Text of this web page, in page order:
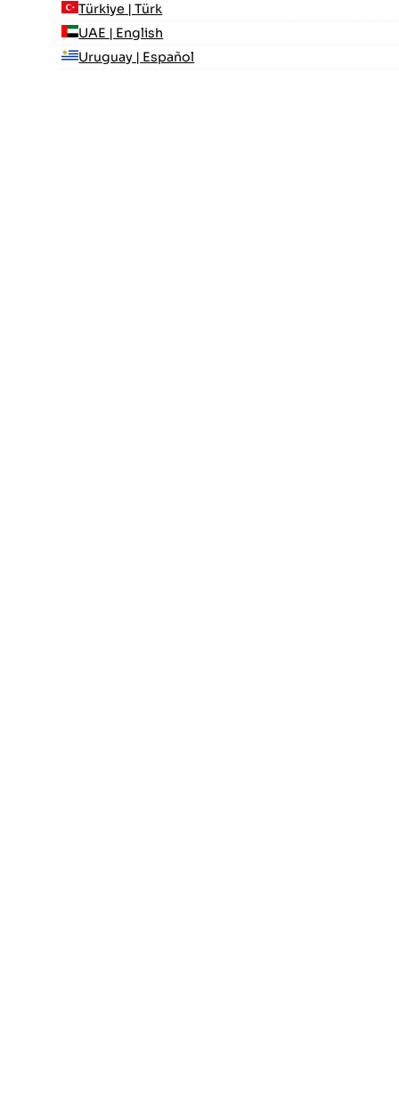
Türkiye | Türk
UAE | English
Uruguay | Español